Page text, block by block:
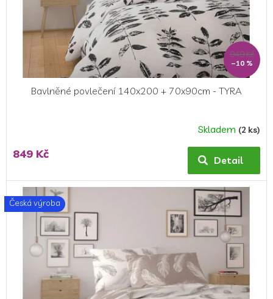
949 Kč
–10 %
Bavlněné povlečení 140x200 + 70x90cm - TYRA
Skladem (2 ks)
849 Kč Detail
Česká výroba